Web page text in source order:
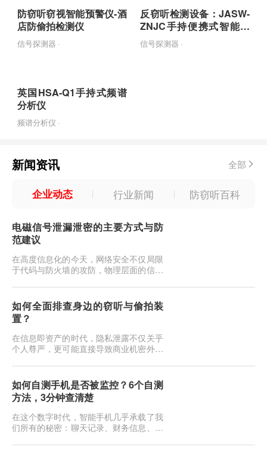
防窃听窃视智能预警仪-酒
店防偷拍检测仪
信号探测器 ·
反窃听检测设备：JASW-
ZNJC手持便携式智能检
测设备
信号探测器 ·
英国HSA-Q1手持式频谱
分析仪
频谱分析仪 ·
新闻资讯 全部
企业动态 行业新闻 防窃听百科
电磁信号泄漏泄密的主要方式与防
范建议
在高度信息化的今天，网络安全不仅局限
于代码与防火墙的攻防，物理层面的信息
盘、浏览屏幕或传输文件时，电子设备在
工作过程中会产生电磁辐射。这些看似无
形的电磁波，如果不加防范，极易成为泄
密的隐形内鬼。这种通过截获和分析设备
电磁辐射来还原信息的窃密技术，在信息
安全领域被称为TEMPEST（瞬态...
如何全面排查身边的窃听与偷拍装
置？
在信息即资产的时代，隐私泄露不仅关乎
个人尊严，更可能直接导致商业机密外泄
已不是电影里那种粗笨的“纽扣式”发报
机，它们可能伪装成日常的插座、充电
头、烟雾报警器，甚至是一根普通的电源
线。当你直觉不对劲，或者即将进行一场
机密会谈时，如何像专业反间谍人员一
样，揪出那些潜伏在暗处的耳朵和眼
睛？...
如何自测手机是否被监控？6个自测
方法，3分钟查清楚
在这个数字时代，智能手机几乎承载了我
们所有的秘密：聊天记录、财务信息、行
监控，你的生活就如同在黑客面前裸奔。